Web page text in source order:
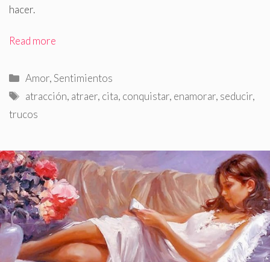
hacer.
Read more
Categorías
Amor,Sentimientos
Etiquetas
atracción, atraer, cita, conquistar, enamorar, seducir,
trucos